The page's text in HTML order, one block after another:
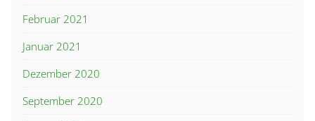
Februar 2021
Januar 2021
Dezember 2020
September 2020